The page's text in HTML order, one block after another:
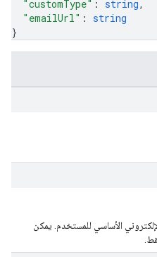
"customType" : string,
"emailUrl" : string
}
الأساسي للمستخدم. يمكن